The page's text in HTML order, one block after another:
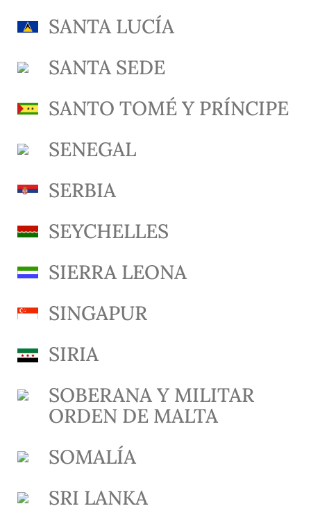
SANTA LUCÍA
SANTA SEDE
SANTO TOMÉ Y PRÍNCIPE
SENEGAL
SERBIA
SEYCHELLES
SIERRA LEONA
SINGAPUR
SIRIA
SOBERANA Y MILITAR
ORDEN DE MALTA
SOMALÍA
SRI LANKA